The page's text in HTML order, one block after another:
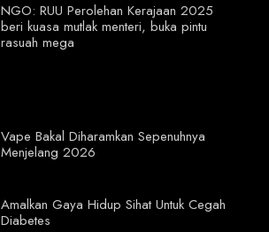
NGO: RUU Perolehan Kerajaan 2025
beri kuasa mutlak menteri, buka pintu
rasuah mega
Vape Bakal Diharamkan Sepenuhnya
Menjelang 2026
Amalkan Gaya Hidup Sihat Untuk Cegah
Diabetes